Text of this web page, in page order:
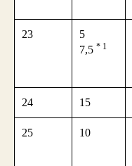
23
5
7,5 * 1
24 15
25 10